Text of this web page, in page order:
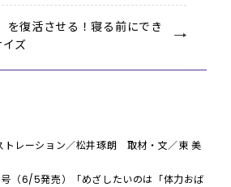
を復活させる！寝る前にでき
ズ
レーション／松井琢朗 取材・文／東 美
（6/5発売）「めざしたいのは「体力おば